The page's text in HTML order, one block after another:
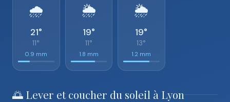
🌧️
21°
11°
0.9 mm
🌦️
19°
11°
1.8 mm
🌦️
19°
13°
1.2 mm
🌅 Lever et coucher du soleil à Lyon